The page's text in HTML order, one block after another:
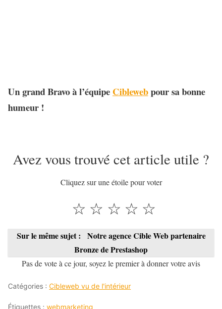
Un grand Bravo à l’équipe Ciblewebpour sa bonne
humeur !
Avez vous trouvé cet article utile ?
Cliquez sur une étoile pour voter
☆
☆
☆
☆
☆
Sur le même sujet :
Notre agence Cible Web partenaire
Bronze de Prestashop
Pas de vote à ce jour, soyez le premier à donner votre avis
Catégories : Cibleweb vu de l'intérieur
Étiquettes : webmarketing